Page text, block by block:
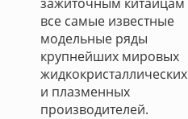
все самые известные
модельные ряды
крупнейших мировых
жидкокристаллических
и плазменных
производителей.